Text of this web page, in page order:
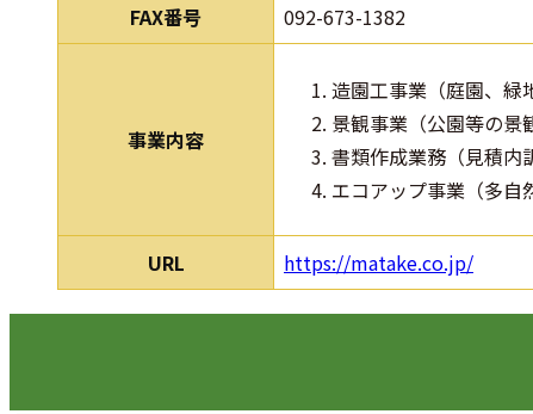
FAX番号
092-673-1382
事業内容
造園工事業（庭園、緑
景観事業（公園等の景
書類作成業務（見積内
エコアップ事業（多自
URL https://matake.co.jp/